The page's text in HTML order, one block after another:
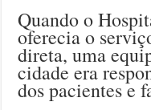
Quando o
oferecia o
direta, uma
cidade era
dos pacientes e